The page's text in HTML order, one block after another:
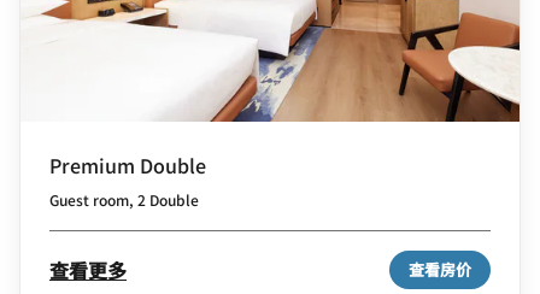
Premium Double
Guest room, 2 Double
查看更多 查看房价